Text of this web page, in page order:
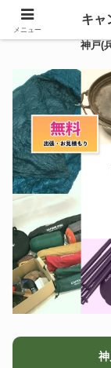
神戸(
メニュー
キャ